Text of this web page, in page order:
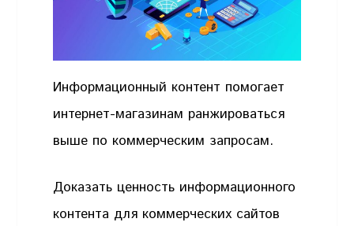
Информационный контент помогает
интернет-магазинам ранжироваться
выше по коммерческим запросам.
Доказать ценность информационного
контента для коммерческих сайтов